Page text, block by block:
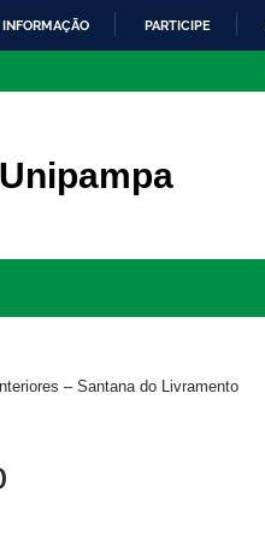
PARTICIPE
– Santana do Livramento